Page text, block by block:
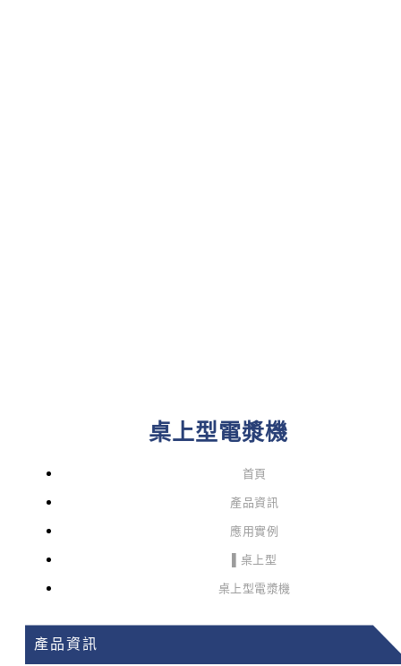
桌上型電漿機
首頁
產品資訊
應用實例
▌桌上型
桌上型電漿機
產品資訊